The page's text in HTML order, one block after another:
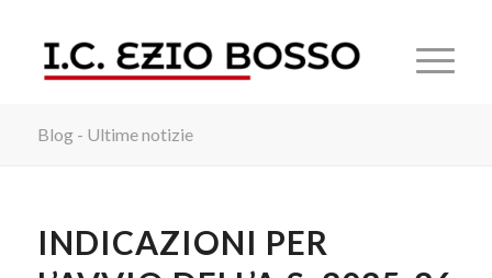
Blog - Ultime notizie
INDICAZIONI PER